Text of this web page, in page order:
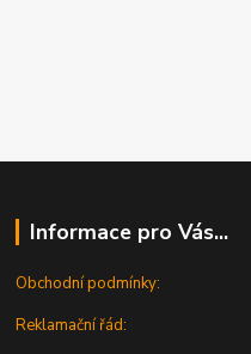
Informace pro Vás...
Obchodní podmínky:
Reklamační řád: